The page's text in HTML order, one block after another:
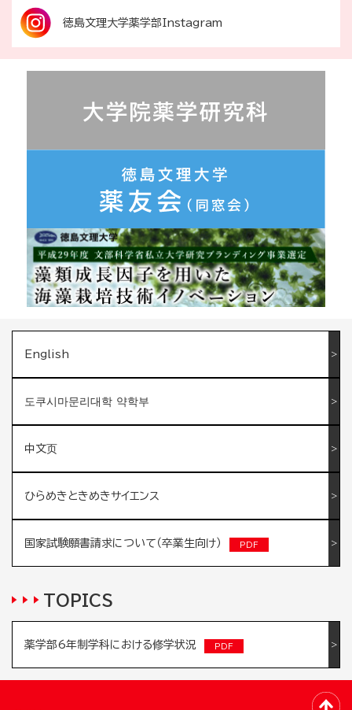
徳島文理大学薬学部Instagram
English
도쿠시마문리대학 약학부
中文页
ひらめきときめきサイエンス
国家試験願書請求について（卒業生向け）
TOPICS
薬学部6年制学科における修学状況